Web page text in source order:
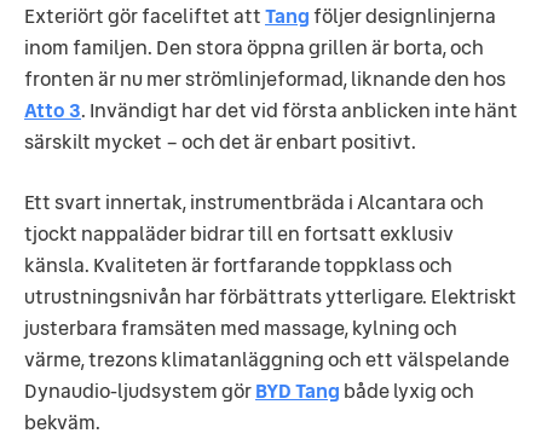
Exteriört gör faceliftet attTangföljer designlinjerna
inom familjen. Den stora öppna grillen är borta, och
fronten är nu mer strömlinjeformad, liknande den hos
Atto 3. Invändigt har det vid första anblicken inte hänt
särskilt mycket – och det är enbart positivt.
Ett svart innertak, instrumentbräda i Alcantara och
tjockt nappaläder bidrar till en fortsatt exklusiv
känsla. Kvaliteten är fortfarande toppklass och
utrustningsnivån har förbättrats ytterligare. Elektriskt
justerbara framsäten med massage, kylning och
värme, trezons klimatanläggning och ett välspelande
Dynaudio-ljudsystem görBYD Tang både lyxig och
bekväm.